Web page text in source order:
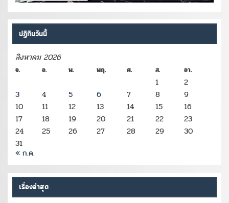
ปฏิทินวันนี้
สิงหาคม 2026
จ. อ. พ. พฤ. ศ. ส. อา.
1
2
3
4 5 6 7 8
9
10
11 12 13 14 15
16
17
18 19 20 21 22
23
24
25 26 27 28 29
30
31
« ก.ค.
เรื่องล่าสุด